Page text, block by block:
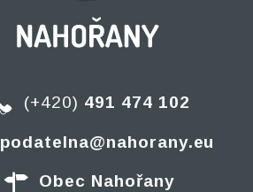
(+420) 491 474 102
podatelna@nahorany.eu
Obec Nahořany